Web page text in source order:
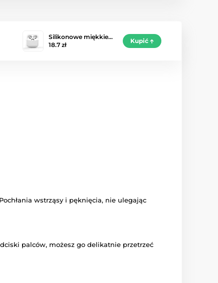
Silikonowe miękkie…
18.7 zł
Kupić
wstrząsy i pęknięcia, nie ulegając
palców, możesz go delikatnie przetrzeć